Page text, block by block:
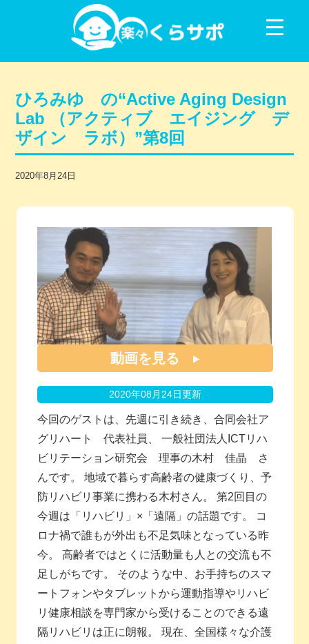
コンテンツに移動
ひろみゆ の“Active Aging Design
Lab （アクティブ エイジング デ
ザイン ラボ）”第8回
2020年8月24日
動画を見る
2020年08月24日更新
今回のゲストは、先週に引き続き、合同会社ア
グリハート 代表社員、 一般社団法人ICTリハ
ビリテーション研究会 理事の木村 佳晶 さ
んです。 地域で暮らす高齢者の健康づくり、予
防リハビリ事業に携わる木村さん。 第2回目の
今週は「リハビリ」×「遠隔」の話題です。 コ
ロナ禍で誰もが外出も不足気味となっている昨
今。 高齢者ではとくに活動量も人との交流も不
足しがちです。 そのような中、お手持ちのスマ
ートフォンやタブレットから運動指導やリハビ
リ健康相談を専門家から受けることのできる遠
隔リハビリは正に朗報。 現在、全国様々な介護